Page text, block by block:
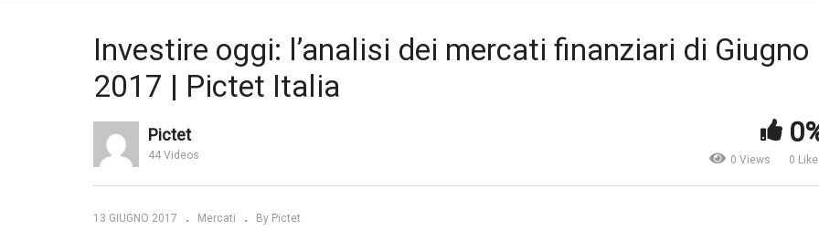
Andamento dei mercati
investimento | Ersel
Investire oggi: l’analisi dei mercati finanziari di Giugno
2017 | Pictet Italia
Pictet
44 Videos 0 Views 0
13 GIUGNO 2017 Mercati By Pictet